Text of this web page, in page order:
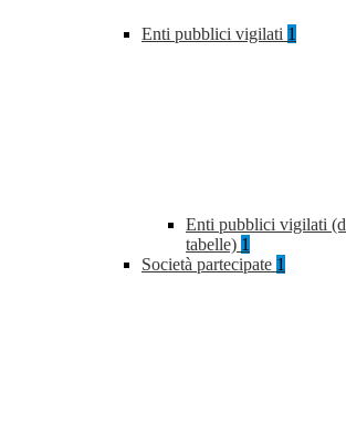
Enti pubblici vigilati 1
Enti pubblici vigilati
tabelle) 1
Società partecipate 1